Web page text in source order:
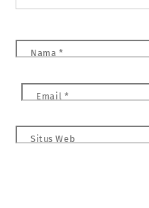
Nama *
Email *
Situs Web